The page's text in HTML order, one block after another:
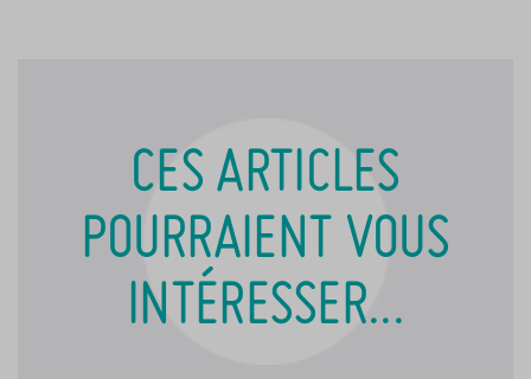
CES ARTICLES
POURRAIENT VOUS
INTÉRESSER...